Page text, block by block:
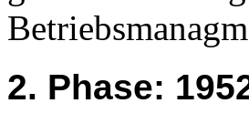
2. Phase: